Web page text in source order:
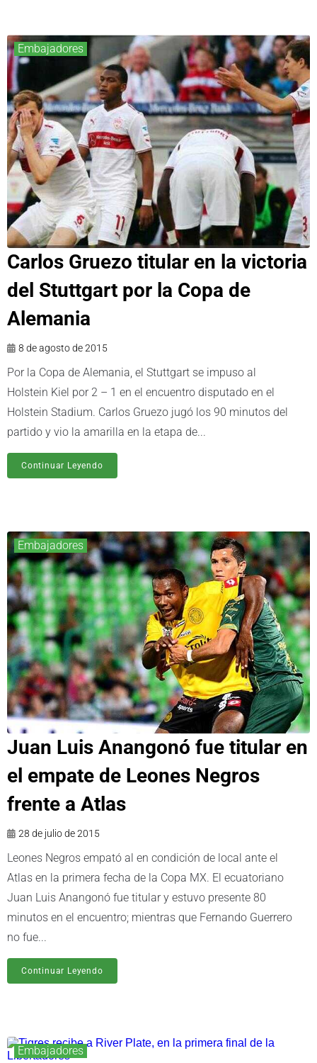
Embajadores
Carlos Gruezo titular en la victoria
del Stuttgart por la Copa de
Alemania
8 de agosto de 2015
Por la Copa de Alemania, el Stuttgart se impuso al
Holstein Kiel por 2 – 1 en el encuentro disputado en el
Holstein Stadium. Carlos Gruezo jugó los 90 minutos del
partido y vio la amarilla en la etapa de...
Continuar Leyendo
Embajadores
Juan Luis Anangonó fue titular en
el empate de Leones Negros
frente a Atlas
28 de julio de 2015
Leones Negros empató al en condición de local ante el
Atlas en la primera fecha de la Copa MX. El ecuatoriano
Juan Luis Anangonó fue titular y estuvo presente 80
minutos en el encuentro; mientras que Fernando Guerrero
no fue...
Continuar Leyendo
Embajadores